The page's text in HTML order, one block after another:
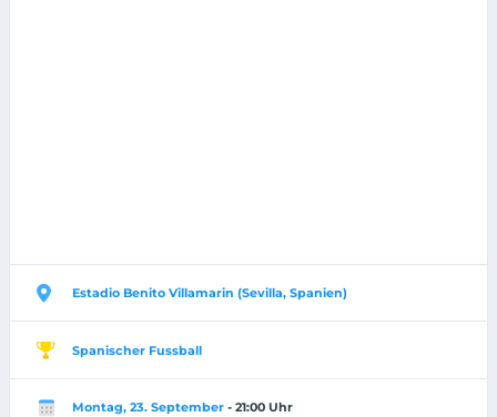
Estadio Benito Villamarin (Sevilla, Spanien)
Spanischer Fussball
Montag, 23. September - 21:00 Uhr